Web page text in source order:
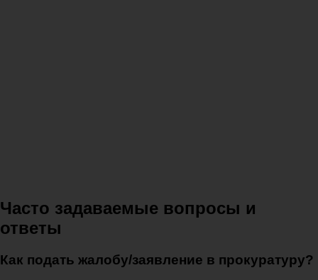
Часто задаваемые вопросы и
ответы
Как подать жалобу/заявление в прокуратуру?